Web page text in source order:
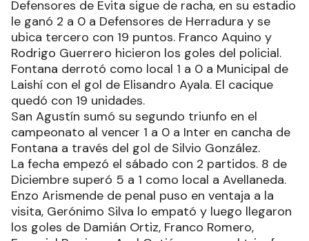
Defensores de Evita sigue de racha, en su estadio
le ganó 2 a 0 a Defensores de Herradura y se
ubica tercero con 19 puntos. Franco Aquino y
Rodrigo Guerrero hicieron los goles del policial.
Fontana derrotó como local 1 a 0 a Municipal de
Laishí con el gol de Elisandro Ayala. El cacique
quedó con 19 unidades.
San Agustín sumó su segundo triunfo en el
campeonato al vencer 1 a 0 a Inter en cancha de
Fontana a través del gol de Silvio González.
La fecha empezó el sábado con 2 partidos. 8 de
Diciembre superó 5 a 1 como local a Avellaneda.
Enzo Arismende de penal puso en ventaja a la
visita, Gerónimo Silva lo empató y luego llegaron
los goles de Damián Ortiz, Franco Romero,